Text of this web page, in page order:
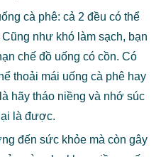
cà phê: cả 2 đều có thể
như khó làm sạch, bạn
chế đồ uống có cồn. Có
thoải mái uống cà phê hay
hãy tháo niềng và nhớ súc
là được.
đến sức khỏe mà còn gây